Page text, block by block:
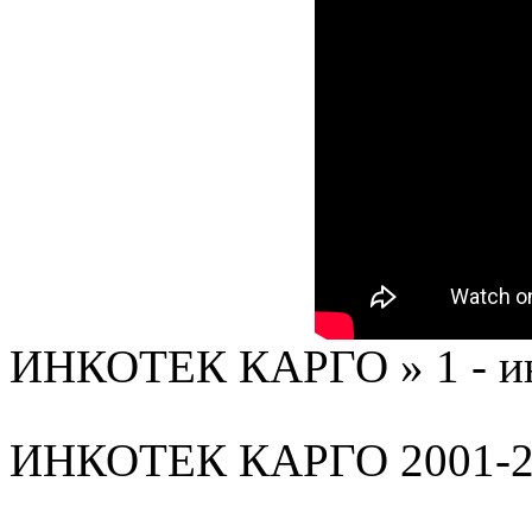
ИНКОТЕК КАРГО » 1 -
ИНКОТЕК КАРГО 2001-